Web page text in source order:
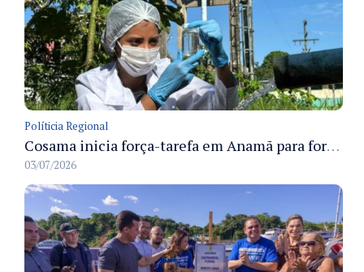
Políticia Regional
Cosama inicia força-tarefa em Anamã para fortalecer abastecimento de água e segurança hídrica da população
03/07/2026